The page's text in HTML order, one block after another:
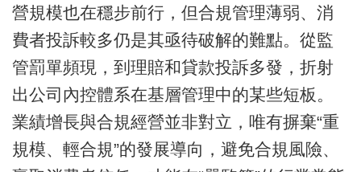
營規模也在穩步前行，但合規管理薄弱、消
費者投訴較多仍是其亟待破解的難點。從監
管罰單頻現，到理賠和貸款投訴多發，折射
出公司內控體系在基層管理中的某些短板。
業績增長與合規經營並非對立，唯有摒棄“重
規模、輕合規”的發展導向，避免合規風險、